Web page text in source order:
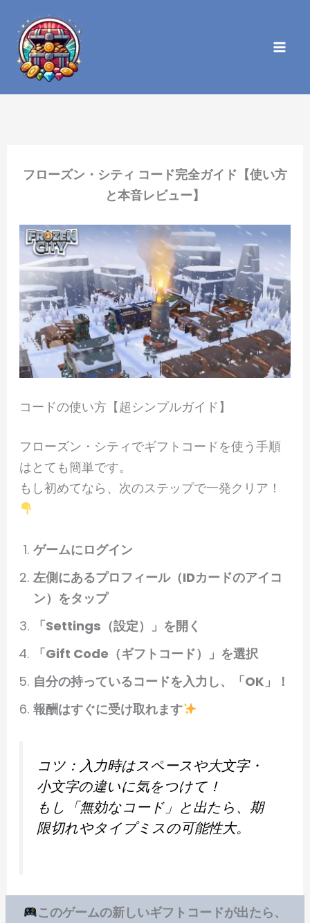
キ
フローズン・シティ コード完全ガイド【使い方
と本音レビュー】
コードの使い方【超シンプルガイド】
フローズン・シティでギフトコードを使う手順
はとても簡単です。
もし初めてなら、次のステップで一発クリア！
ゲームにログイン
左側にあるプロフィール（IDカードのアイコ
ン）をタップ
「Settings（設定）」を開く
「Gift Code（ギフトコード）」を選択
自分の持っているコードを入力し、「OK」！
報酬はすぐに受け取れます
コツ：入力時はスペースや大文字・
小文字の違いに気をつけて！
もし「無効なコード」と出たら、期
限切れやタイプミスの可能性大。
このゲームの新しいギフトコードが出たら、